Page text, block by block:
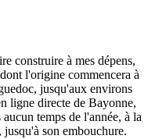
construire à mes dépens,
l'origine commencera à
jusqu'aux environs
ligne directe de Bayonne,
temps de l'année, à la
son embouchure.